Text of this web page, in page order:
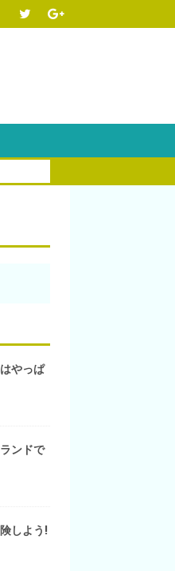
やっぱ
ンドで
しよう!